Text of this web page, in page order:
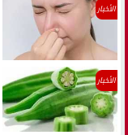
الأخبار
الأخبار